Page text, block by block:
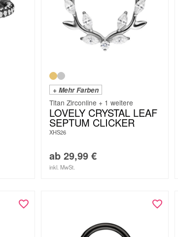
+ Mehr Farben
Titan Zirconline + 1 weitere
LOVELY CRYSTAL LEAF
SEPTUM CLICKER
XHS26
ab 29,99 €
inkl. MwSt.